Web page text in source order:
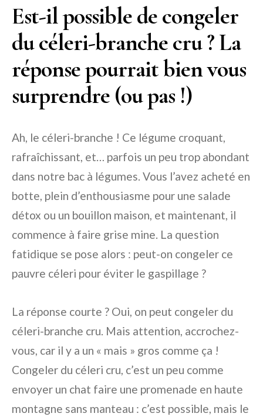
Est-il possible de congeler
du céleri-branche cru ? La
réponse pourrait bien vous
surprendre (ou pas !)
Ah, le céleri-branche ! Ce légume croquant,
rafraîchissant, et… parfois un peu trop abondant
dans notre bac à légumes. Vous l’avez acheté en
botte, plein d’enthousiasme pour une salade
détox ou un bouillon maison, et maintenant, il
commence à faire grise mine. La question
fatidique se pose alors : peut-on congeler ce
pauvre céleri pour éviter le gaspillage ?
La réponse courte ? Oui, on peut congeler du
céleri-branche cru. Mais attention, accrochez-
vous, car il y a un « mais » gros comme ça !
Congeler du céleri cru, c’est un peu comme
envoyer un chat faire une promenade en haute
montagne sans manteau : c’est possible, mais le